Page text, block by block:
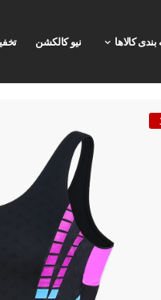
کالاها نیو کالکشن